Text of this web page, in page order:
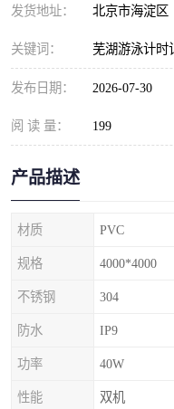
发货地址： 北京市海淀区
关键词： 芜湖游泳计时
发布日期： 2026-07-30
阅 读 量： 199
产品描述
材质 PVC
规格 4000*4000
不锈钢 304
防水 IP9
功率 40W
性能 双机